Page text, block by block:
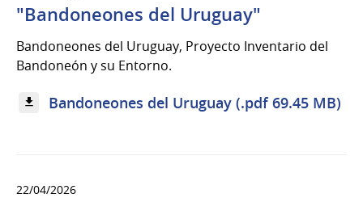
"Bandoneones del Uruguay"
Bandoneones del Uruguay, Proyecto Inventario del
Bandoneón y su Entorno.
Bandoneones del Uruguay (.pdf 69.45 MB)
22/04/2026